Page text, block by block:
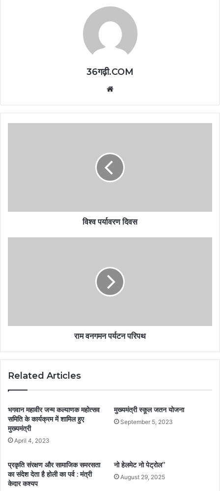
36गढ़ी.COM
विश्व पर्यावरण दिवस
राम वनगमन पर्यटन परिपथ
Related Articles
भगवान महावीर जन्म कल्याणक महोत्सव
समिति के कार्यक्रम में शामिल हुए
मुख्यमंत्री
April 4, 2023
मुख्यमंत्री स्कूल जतन योजना
September 5, 2023
प्रकृति संरक्षण और सामाजिक समरसता
का संदेश देता है होली का पर्व : मंत्री
केदार कश्यप
नो हेलमेट नो पेट्रोल”
August 29, 2025